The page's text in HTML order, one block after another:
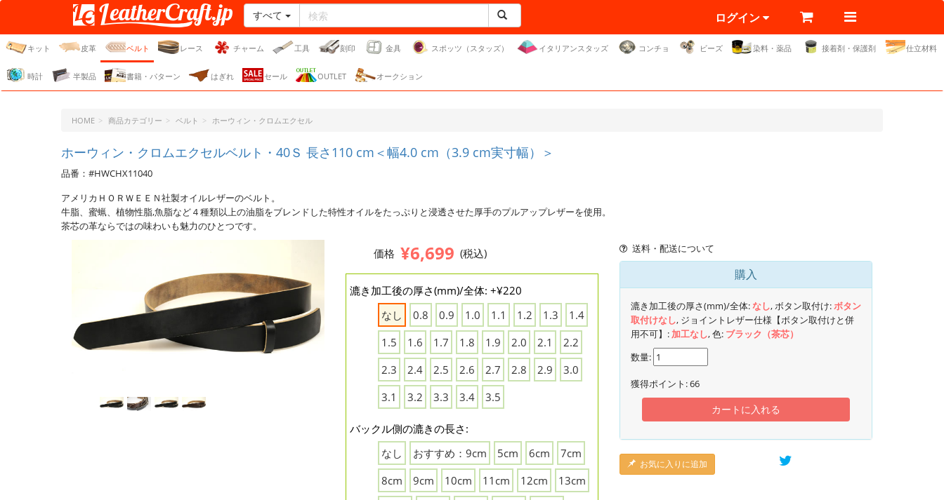
レザークラフト・ドット・
ジェーピー
すべて ログイン
キット 皮革 ベルト レース チャーム 工具 刻印 金具 スポッツ（スタッズ） イタリアンスタッズ コンチョ ビーズ 染料・薬品 接着剤・保護剤 仕立材料
時計 半製品 書籍・パターン はぎれ セール OUTLET オークション
HOME 商品カテゴリー ベルト ホーウィン・クロムエクセル
ホーウィン・クロムエクセルベルト・40Ｓ 長さ110 cm＜幅4.0 cm（3.9 cm実寸幅）＞
品番：#HWCHX11040
アメリカＨＯＲＷＥＥＮ社製オイルレザーのベルト。
牛脂、蜜蝋、植物性脂,魚脂など４種類以上の油脂をブレンドした特性オイルをたっぷりと浸透させた厚手のプルアップレザーを使用。
茶芯の革ならではの味わいも魅力のひとつです。
価格 ¥6,699 (税込)
漉き加工後の厚さ(mm)/全体: +¥220
なし
0.8 0.9 1.0 1.1 1.2 1.3
1.4
1.5
1.6 1.7 1.8 1.9 2.0 2.1
2.2
2.3
2.4 2.5 2.6 2.7 2.8 2.9
3.0
3.1
3.2 3.3 3.4 3.5
バックル側の漉きの長さ:
なし
おすすめ：9cm 5cm 6cm
7cm
8cm
9cm 10cm 11cm 12cm
13cm
送料・配送について
購入
漉き加工後の厚さ(mm)/全体:なし, ボタン取付け:ボタン
取付けなし, ジョイントレザー仕様【ボタン取付けと併
用不可】: 加工なし, 色: ブラック（茶芯）
数量:
獲得ポイント:66
カートに入れる
お気に入りに追加